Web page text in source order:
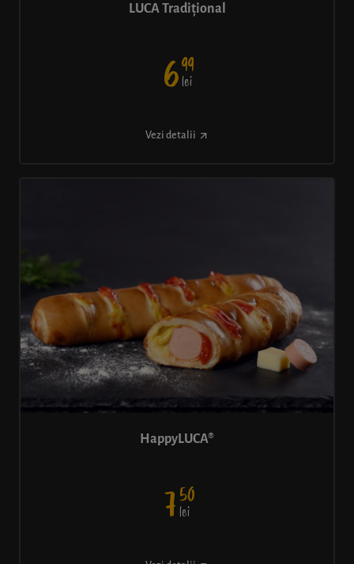
LUCA Tradițional
699
lei
Vezi detalii
HappyLUCA®
750
lei